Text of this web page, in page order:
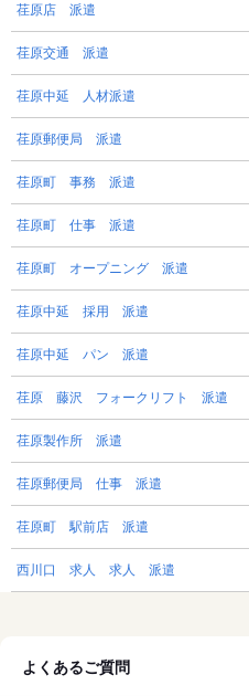
荏原店 派遣
荏原交通 派遣
荏原中延 人材派遣
荏原郵便局 派遣
荏原町 事務 派遣
荏原町 仕事 派遣
荏原町 オープニング 派遣
荏原中延 採用 派遣
荏原中延 パン 派遣
荏原 藤沢 フォークリフト 派遣
荏原製作所 派遣
荏原郵便局 仕事 派遣
荏原町 駅前店 派遣
西川口 求人 求人 派遣
よくあるご質問